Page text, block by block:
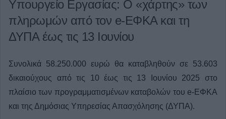
Υπουργείο Εργασίας: Ο «χάρτης» των
πληρωμών από τον e-ΕΦΚΑ και τη
ΔΥΠΑ έως τις 13 Ιουνίου
Συνολικά 58.250.000 ευρώ θα καταβληθούν σε 53.603
δικαιούχους από τις 10 έως τις 13 Ιουνίου 2025 στο
πλαίσιο των προγραμματισμένων καταβολών του e-ΕΦΚΑ
και της Δημόσιας Υπηρεσίας Απασχόλησης (ΔΥΠΑ).